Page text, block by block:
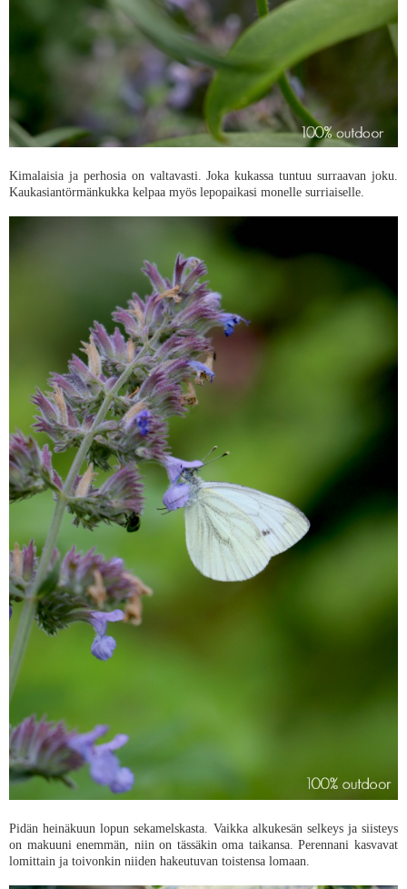
Kimalaisia ja perhosia on valtavasti. Joka kukassa tuntuu surraavan joku.
Kaukasiantörmänkukka kelpaa myös lepopaikasi monelle surriaiselle.
Pidän heinäkuun lopun sekamelskasta. Vaikka alkukesän selkeys ja siisteys
on makuuni enemmän, niin on tässäkin oma taikansa. Perennani kasvavat
lomittain ja toivonkin niiden hakeutuvan toistensa lomaan.